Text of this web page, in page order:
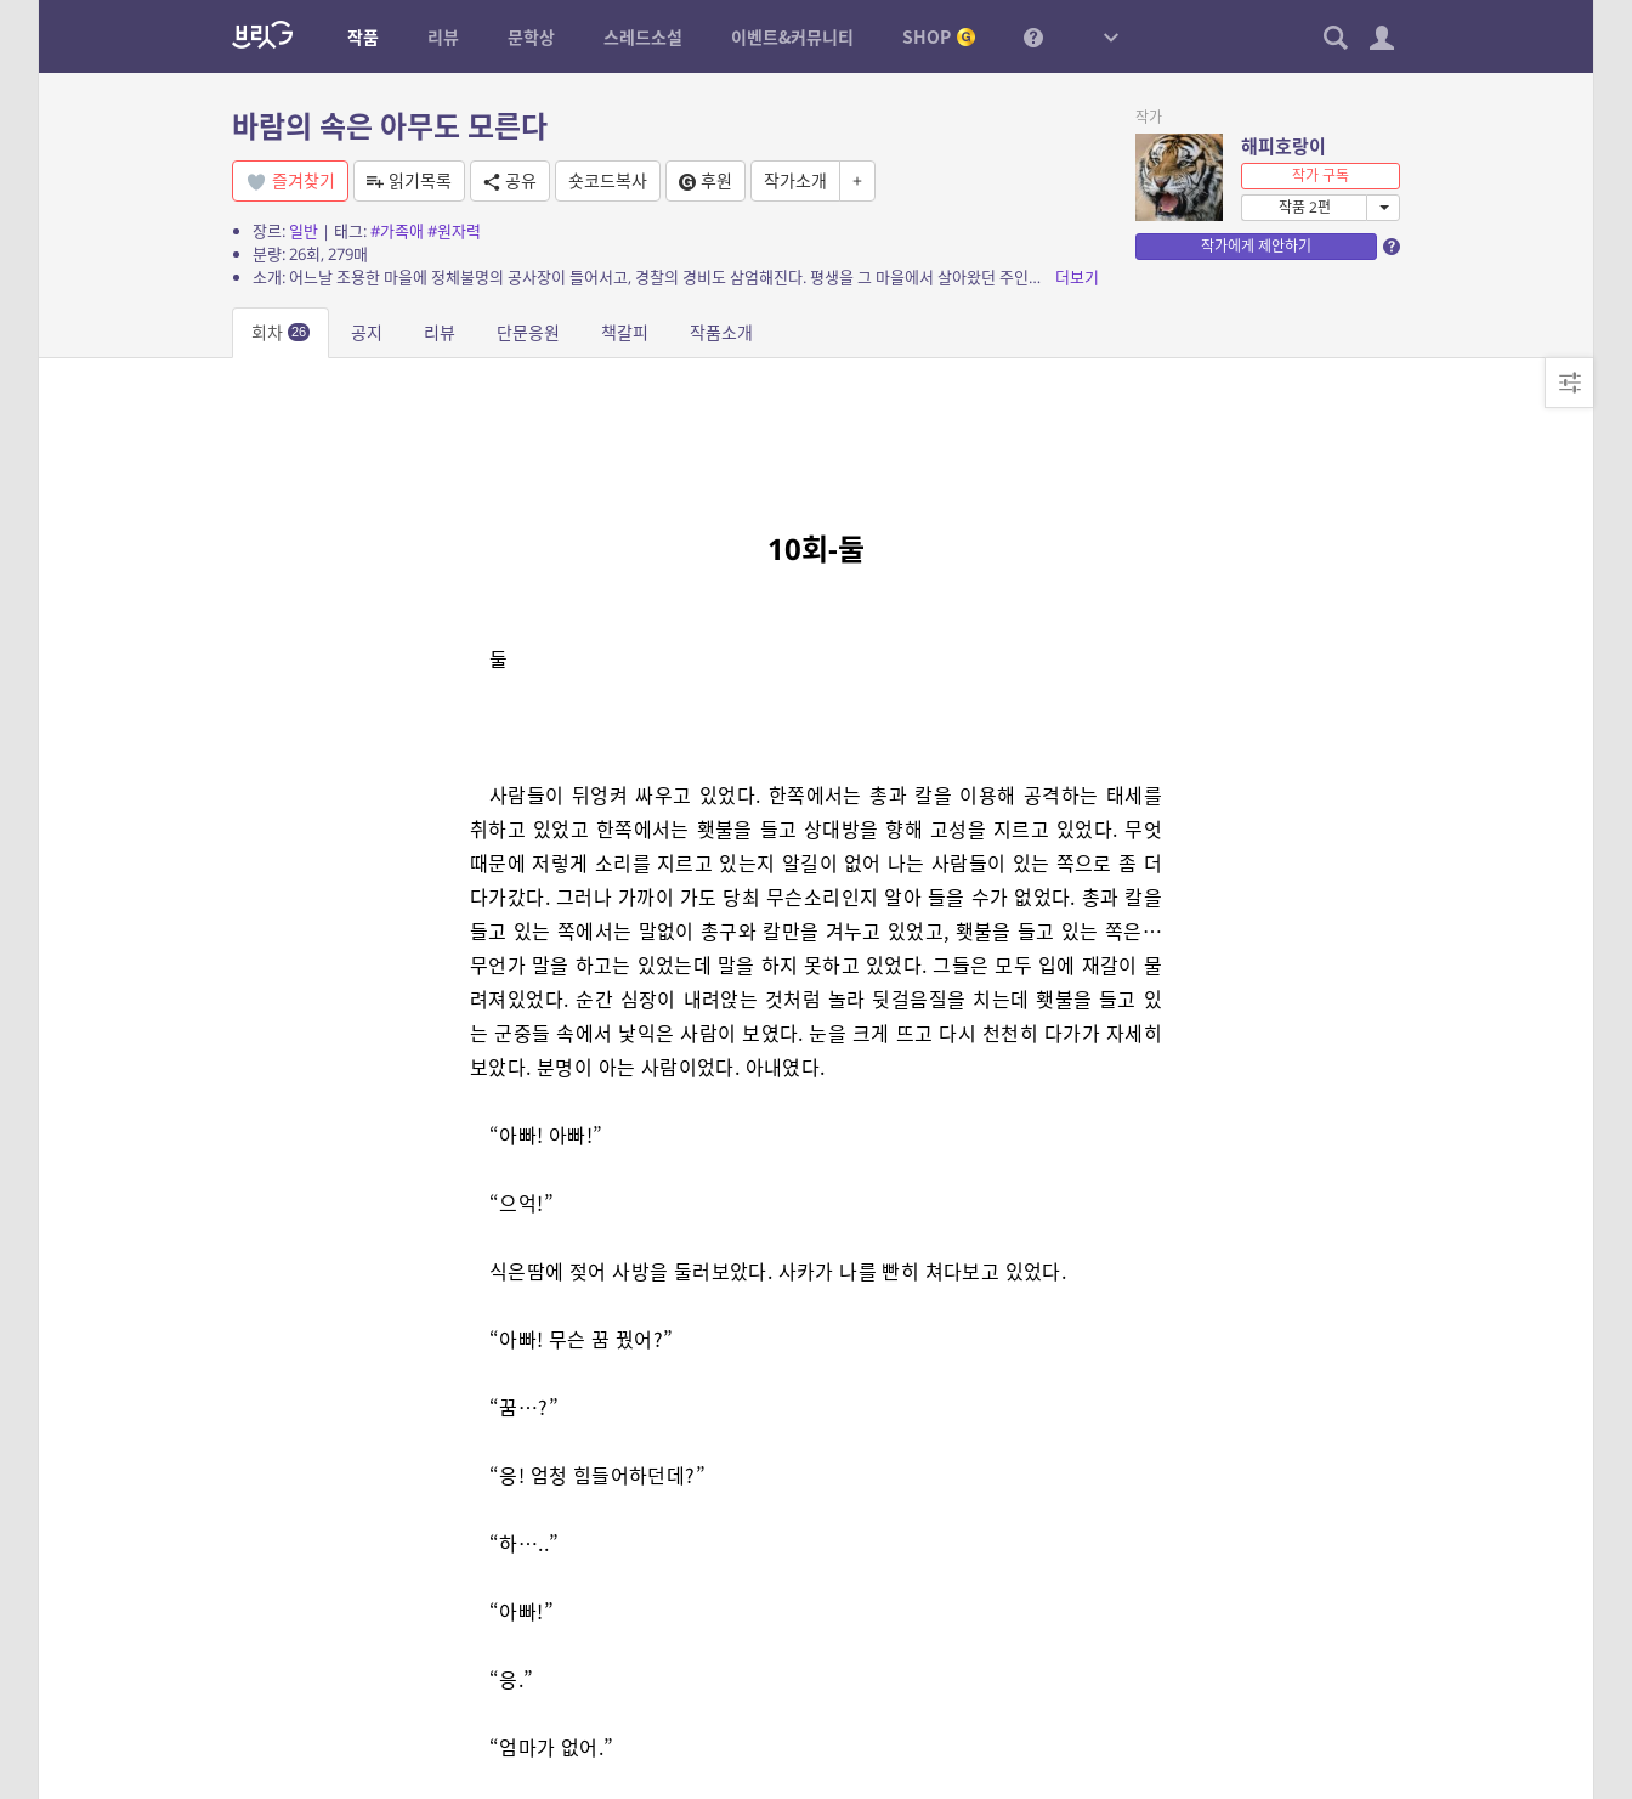
작품 리뷰 문학상 스레드소설 이벤트&커뮤니티 SHOP
바람의 속은 아무도 모른다
즐겨찾기 읽기목록 공유 숏코드복사 후원 작가소개 +
장르: 일반| 태그:#가족애 #원자력
분량: 26회, 279매
소개: 어느날 조용한 마을에 정체불명의 공사장이 들어서고, 경찰의 경비도 삼엄해진다. 평생을 그 마을에서 살아왔던 주인공과 그 아내는 그 공사장이 몸에 해로운 원자력 폐기장건설임을 알게되...
더보기
작가
해피호랑이
작가 구독
작품 2편
작가에게 제안하기
회차 26 공지 리뷰 단문응원 책갈피 작품소개
10회-둘
둘
사람들이 뒤엉켜 싸우고 있었다. 한쪽에서는 총과 칼을 이용해 공격하는 태세를
취하고 있었고 한쪽에서는 횃불을 들고 상대방을 향해 고성을 지르고 있었다. 무엇
때문에 저렇게 소리를 지르고 있는지 알길이 없어 나는 사람들이 있는 쪽으로 좀 더
다가갔다. 그러나 가까이 가도 당최 무슨소리인지 알아 들을 수가 없었다. 총과 칼을
들고 있는 쪽에서는 말없이 총구와 칼만을 겨누고 있었고, 횃불을 들고 있는 쪽은…
무언가 말을 하고는 있었는데 말을 하지 못하고 있었다. 그들은 모두 입에 재갈이 물
려져있었다. 순간 심장이 내려앉는 것처럼 놀라 뒷걸음질을 치는데 횃불을 들고 있
는 군중들 속에서 낯익은 사람이 보였다. 눈을 크게 뜨고 다시 천천히 다가가 자세히
보았다. 분명이 아는 사람이었다. 아내였다.
“아빠! 아빠!”
“으억!”
식은땀에 젖어 사방을 둘러보았다. 사카가 나를 빤히 쳐다보고 있었다.
“아빠! 무슨 꿈 꿨어?”
“꿈…?”
“응! 엄청 힘들어하던데?”
“하…..”
“아빠!”
“응.”
“엄마가 없어.”